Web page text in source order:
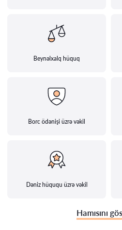
Beynəlxalq hüquq
Borc ödənişi üzrə vəkil
Dəniz hüququ üzrə vəkil
Hamısını